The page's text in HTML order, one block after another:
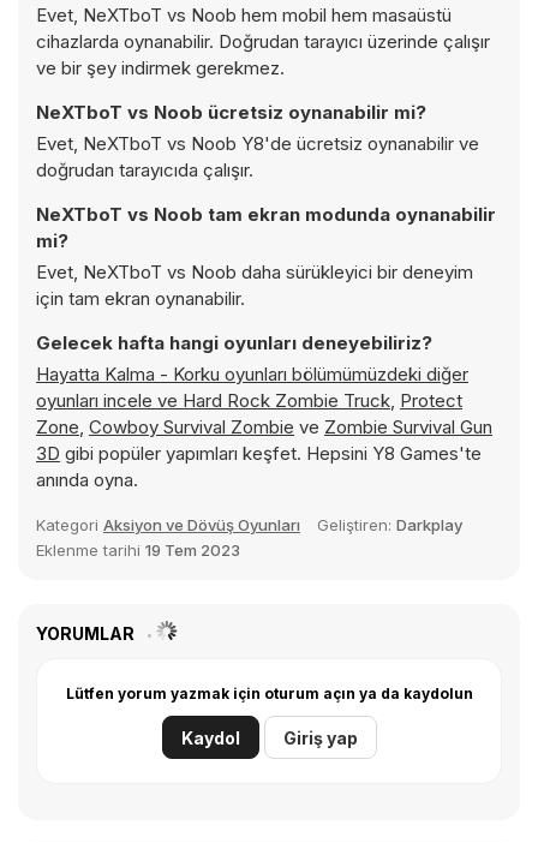
Evet, NeXTboT vs Noob hem mobil hem masaüstü
cihazlarda oynanabilir. Doğrudan tarayıcı üzerinde çalışır
ve bir şey indirmek gerekmez.
NeXTboT vs Noob ücretsiz oynanabilir mi?
Evet, NeXTboT vs Noob Y8'de ücretsiz oynanabilir ve
doğrudan tarayıcıda çalışır.
NeXTboT vs Noob tam ekran modunda oynanabilir
mi?
Evet, NeXTboT vs Noob daha sürükleyici bir deneyim
için tam ekran oynanabilir.
Gelecek hafta hangi oyunları deneyebiliriz?
Hayatta Kalma - Korku oyunları bölümümüzdeki diğer
oyunları incele ve Hard Rock Zombie Truck, Protect
Zone, Cowboy Survival Zombie ve Zombie Survival Gun
3D gibi popüler yapımları keşfet. Hepsini Y8 Games'te
anında oyna.
Kategori Aksiyon ve Dövüş Oyunları Geliştiren: Darkplay
Eklenme tarihi 19 Tem 2023
YORUMLAR
Lütfen yorum yazmak için oturum açın ya da kaydolun
Kaydol Giriş yap